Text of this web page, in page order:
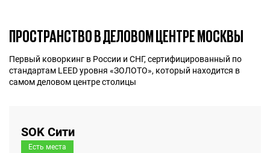
ПРОСТРАНСТВО В ДЕЛОВОМ ЦЕНТРЕ МОСКВЫ
Первый коворкинг в России и СНГ, сертифицированный по
стандартам LEED уровня «ЗОЛОТО», который находится в
самом деловом центре столицы
SOK Сити
Есть места